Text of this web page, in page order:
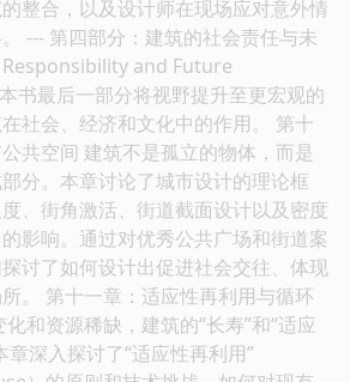
整合，以及设计师在现场应对意外情
--- 第四部分：建筑的社会责任与未
Responsibility and Future
书最后一部分将视野提升至更宏观的
社会、经济和文化中的作用。 第十
共空间 建筑不是孤立的物体，而是
分。本章讨论了城市设计的理论框
、街角激活、街道截面设计以及密度
影响。通过对优秀公共广场和街道案
讨了如何设计出促进社会交往、体现
。 第十一章：适应性再利用与循环
和资源稀缺，建筑的“长寿”和“适应
章深入探讨了“适应性再利用”